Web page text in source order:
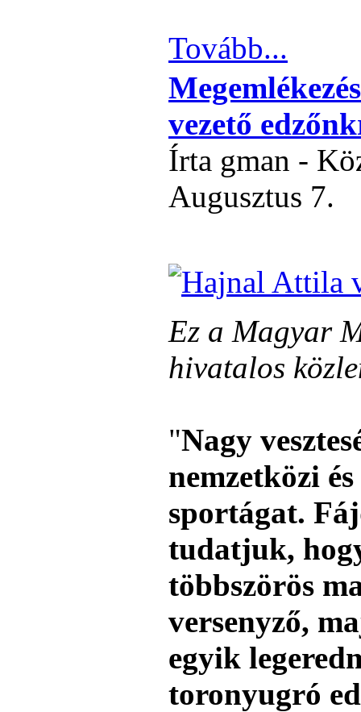
Tovább...
vezető
Írta gman -
Augusztus 7.
Ez a Magyar
hivatalos
"Nagy
nemzetközi
sportágat.
tudatjuk,
többszörös
versenyző,
egyik
toronyugró